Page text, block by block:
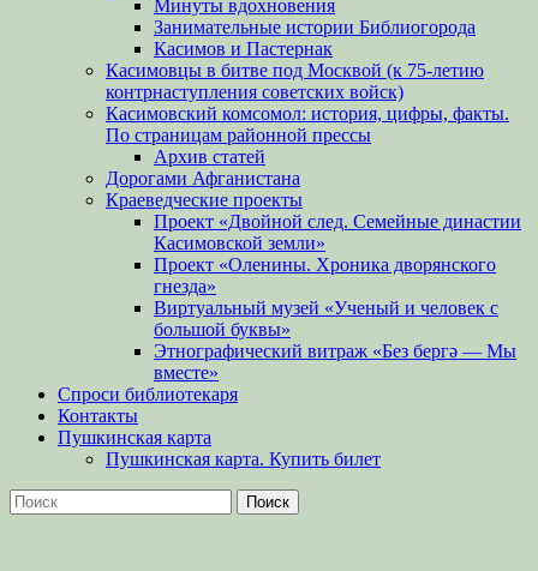
Минуты вдохновения
Занимательные истории Библиогорода
Касимов и Пастернак
Касимовцы в битве под Москвой (к 75-летию
контрнаступления советских войск)
Касимовский комсомол: история, цифры, факты.
По страницам районной прессы
Архив статей
Дорогами Афганистана
Краеведческие проекты
Проект «Двойной след. Семейные династии
Касимовской земли»
Проект «Оленины. Хроника дворянского
гнезда»
Виртуальный музей «Ученый и человек с
большой буквы»
Этнографический витраж «Без бергə — Мы
вместе»
Спроси библиотекаря
Контакты
Пушкинская карта
Пушкинская карта. Купить билет
Поиск
Найти: